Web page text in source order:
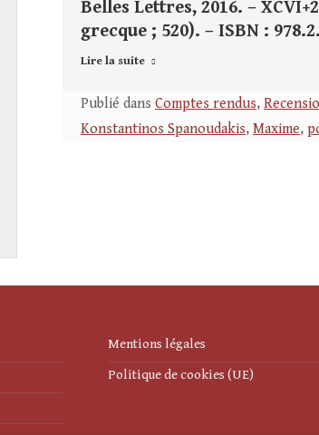
Belles Lettres, 2016. –
grecque ; 520). – ISBN :
Lire la suite
Publié dans Comptes rendus,
Konstantinos Spanoudakis, Maxime,
Mentions légales
Politique de cookies (UE)